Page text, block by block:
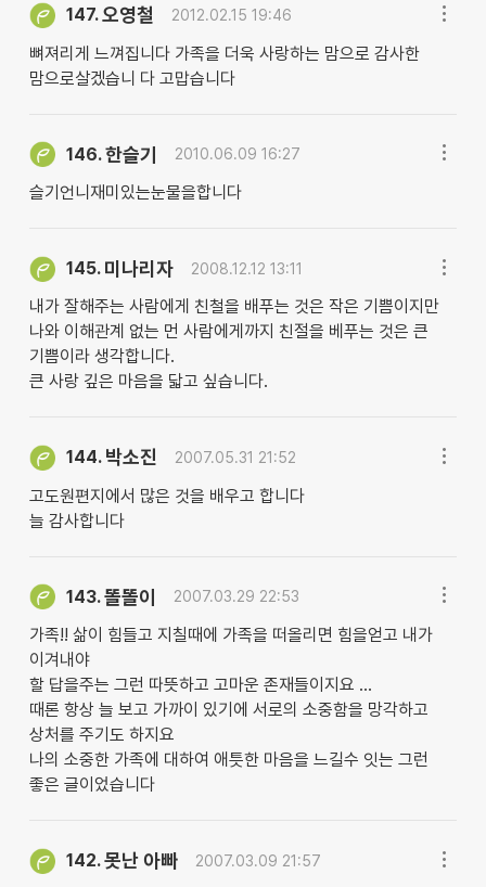
147.오영철 2012.02.15 19:46
뼈져리게 느껴집니다 가족을 더욱 사랑하는 맘으로 감사한
맘으로살겠습니 다 고맙습니다
146.한슬기 2010.06.09 16:27
슬기언니재미있는눈물을합니다
145. 미나리자 2008.12.12 13:11
내가 잘해주는 사람에게 친철을 배푸는 것은 작은 기쁨이지만
나와 이해관계 없는 먼 사람에게까지 친절을 베푸는 것은 큰
기쁨이라 생각합니다.
큰 사랑 깊은 마음을 닯고 싶습니다.
144. 박소진 2007.05.31 21:52
고도원편지에서 많은 것을 배우고 합니다
늘 감사합니다
143.똘똘이 2007.03.29 22:53
가족!! 삶이 힘들고 지칠때에 가족을 떠올리면 힘을얻고 내가
이겨내야
할 답을주는 그런 따뜻하고 고마운 존재들이지요 ...
때론 항상 늘 보고 가까이 있기에 서로의 소중함을 망각하고
상처를 주기도 하지요
나의 소중한 가족에 대하여 애틋한 마음을 느길수 잇는 그런
좋은 글이었습니다
142.못난 아빠 2007.03.09 21:57